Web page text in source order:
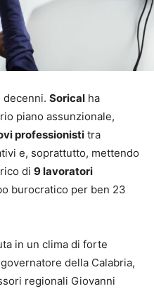
decenni. Sorical ha
piano assunzionale,
professionisti tra
e, soprattutto, mettendo
di 9 lavoratori
burocratico per ben 23
in un clima di forte
della Calabria,
regionali Giovanni